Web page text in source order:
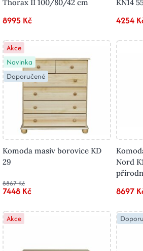
Thorax II 100/80/42 cm
8995 Kč
KN14
4254
Akce
Novinka
Doporučené
Komoda masiv borovice KD
29
8867 Kč
7448 Kč
Nord
8697
Akce